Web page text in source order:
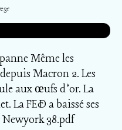
Même les
Macron 2. Les
aux œufs d’or. La
La FED a baissé ses
Newyork 38.pdf